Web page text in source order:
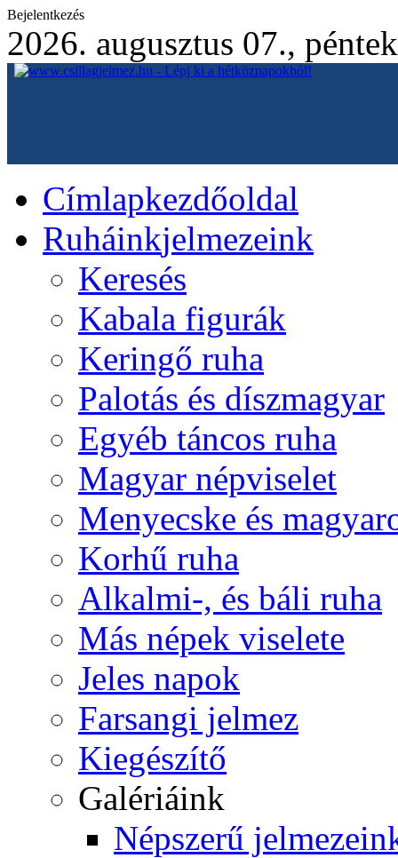
Bejelentkezés
2026. augusztus 07., péntek
Címlapkezdőoldal
Ruháinkjelmezeink
Keresés
Kabala figurák
Keringő ruha
Palotás és díszmagyar
Egyéb táncos ruha
Magyar népviselet
Menyecske és
Korhű ruha
Alkalmi-, és báli ruha
Más népek viselete
Jeles napok
Farsangi jelmez
Kiegészítő
Galériáink
Népszerű